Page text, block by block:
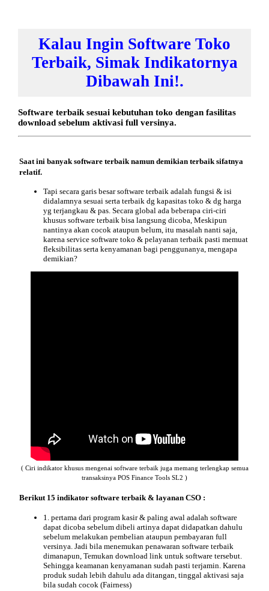
Kalau Ingin Software Toko
Terbaik, Simak Indikatornya
Dibawah Ini!.
Software terbaik sesuai kebutuhan toko dengan fasilitas
download sebelum aktivasi full versinya.
Saat ini banyak software terbaik namun demikian terbaik sifatnya
relatif.
Tapi secara garis besar software terbaik adalah fungsi & isi
didalamnya sesuai serta terbaik dg kapasitas toko & dg harga
yg terjangkau & pas. Secara global ada beberapa ciri-ciri
khusus software terbaik bisa langsung dicoba, Meskipun
nantinya akan cocok ataupun belum, itu masalah nanti saja,
karena service software toko & pelayanan terbaik pasti memuat
fleksibilitas serta kenyamanan bagi penggunanya, mengapa
demikian?
( Ciri indikator khusus mengenai software terbaik juga memang terlengkap semua
transaksinya POS Finance Tools SL2 )
Berikut 15 indikator software terbaik & layanan CSO :
1. pertama dari program kasir & paling awal adalah software
dapat dicoba sebelum dibeli artinya dapat didapatkan dahulu
sebelum melakukan pembelian ataupun pembayaran full
versinya. Jadi bila menemukan penawaran software terbaik
dimanapun, Temukan download link untuk software tersebut.
Sehingga keamanan kenyamanan sudah pasti terjamin. Karena
produk sudah lebih dahulu ada ditangan, tinggal aktivasi saja
bila sudah cocok (Fairness)